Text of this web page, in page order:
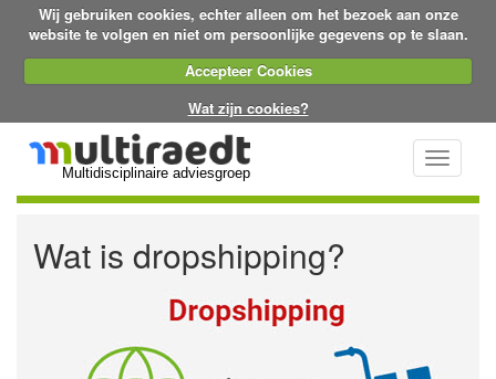
Wij gebruiken cookies, echter alleen om het bezoek aan onze
website te volgen en niet om persoonlijke gegevens op te slaan.
Accepteer Cookies
Wat zijn cookies?
Multidisciplinaire adviesgroep
Toggle
Wat is dropshipping?